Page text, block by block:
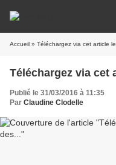
Accueil » Téléchargez via cet article le
Téléchargez via cet
Publié le 31/03/2016 à 11:35
Par Claudine Clodelle